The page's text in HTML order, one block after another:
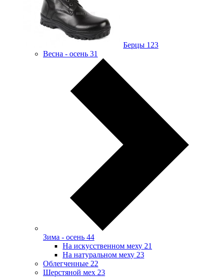
Берцы 123
Весна - осень 31
Зима - осень 44
На искусственном меху 21
На натуральном меху 23
Облегченные 22
Шерстяной мех 23